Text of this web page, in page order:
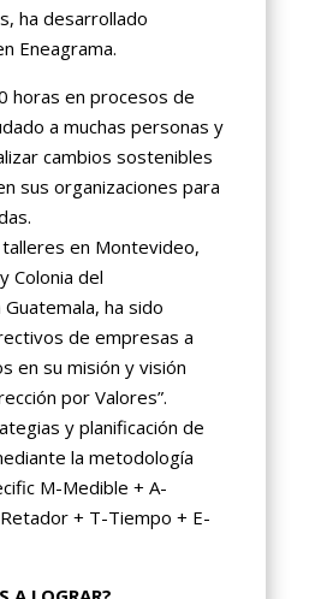
ha desarrollado
Eneagrama.
horas en procesos de
a muchas personas y
cambios sostenibles
sus organizaciones para
en Montevideo,
Colonia del
Guatemala, ha sido
de empresas a
en su misión y visión
por Valores”.
y planificación de
la metodología
M-Medible + A-
+ T-Tiempo + E-